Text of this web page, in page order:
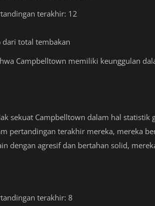
terakhir: 12
dari total tembakan
Campbelltown memiliki keunggulan
sekuat Campbelltown dalam hal statistik
pertandingan terakhir mereka, mereka
dengan agresif dan bertahan solid,
terakhir: 8